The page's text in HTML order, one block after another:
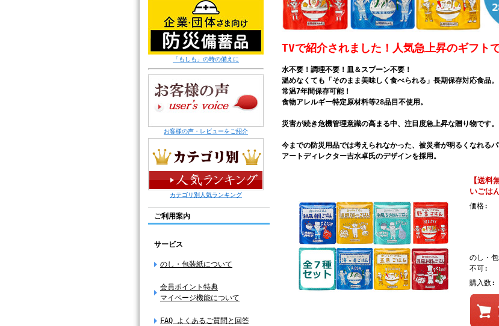
「もしも」の時の備えに
お客様の声・レビューをご紹介
カテゴリ別人気ランキング
ご利用案内
サービス
のし・包装紙について
会員ポイント特典
マイページ機能について
FAQ よくあるご質問と回答
TVで紹介されました！人気急上昇のギフト
水不要！調理不要！皿＆スプーン不要！
温めなくても「そのまま美味しく食べられる」長期保存対応食品。
常温7年間保存可能！
食物アレルギー特定原材料等28品目不使用。
災害が続き危機管理意識の高まる中、注目度急上昇な贈り物です。
今までの防災用品では考えられなかった、被災者が明るくなれるパ
アートディレクター吉水卓氏のデザインを採用。
【送料
いごは
価格:
のし・
不可:
購入数: